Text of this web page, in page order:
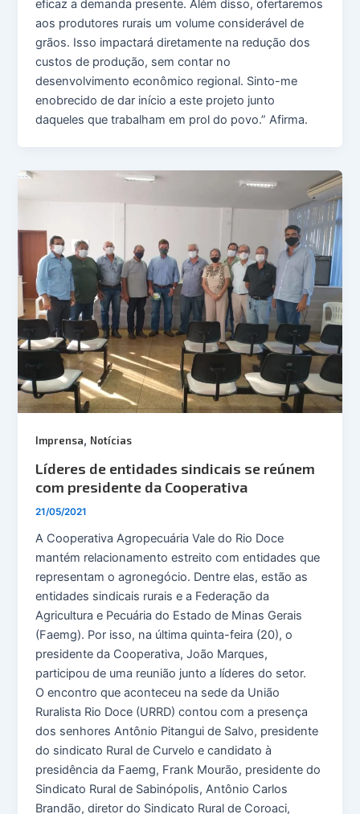
eficaz a demanda presente. Além disso, ofertaremos
aos produtores rurais um volume considerável de
grãos. Isso impactará diretamente na redução dos
custos de produção, sem contar no
desenvolvimento econômico regional. Sinto-me
enobrecido de dar início a este projeto junto
daqueles que trabalham em prol do povo.” Afirma.
Imprensa, Notícias
Líderes de entidades sindicais se reúnem
com presidente da Cooperativa
21/05/2021
A Cooperativa Agropecuária Vale do Rio Doce
mantém relacionamento estreito com entidades que
representam o agronegócio. Dentre elas, estão as
entidades sindicais rurais e a Federação da
Agricultura e Pecuária do Estado de Minas Gerais
(Faemg). Por isso, na última quinta-feira (20), o
presidente da Cooperativa, João Marques,
participou de uma reunião junto a líderes do setor.
O encontro que aconteceu na sede da União
Ruralista Rio Doce (URRD) contou com a presença
dos senhores Antônio Pitangui de Salvo, presidente
do sindicato Rural de Curvelo e candidato à
presidência da Faemg, Frank Mourão, presidente do
Sindicato Rural de Sabinópolis, Antônio Carlos
Brandão, diretor do Sindicato Rural de Coroaci,